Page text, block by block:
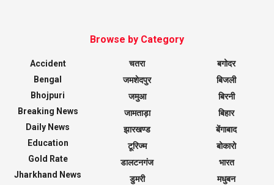
Browse by Category
Accident
Bengal
Bhojpuri
Breaking News
Daily News
Education
Gold Rate
Jharkhand News
चतरा
जमशेदपुर
जमुआ
जामताड़ा
झारखण्ड
टूरिज्म
डालटनगंज
डुमरी
बगोदर
बिजली
बिरनी
बिहार
बेंगाबाद
बोकारो
भारत
मधुबन